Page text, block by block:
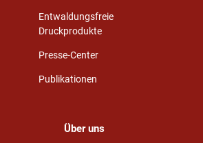
Entwaldungsfreie
Druckprodukte
Presse-Center
Publikationen
Über uns